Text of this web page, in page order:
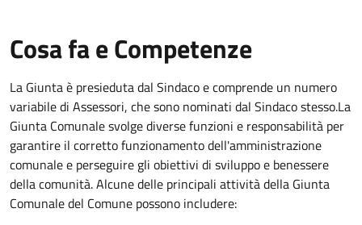
Cosa fa e Competenze
La Giunta è presieduta dal Sindaco e comprende un numero
variabile di Assessori, che sono nominati dal Sindaco stesso.La
Giunta Comunale svolge diverse funzioni e responsabilità per
garantire il corretto funzionamento dell'amministrazione
comunale e perseguire gli obiettivi di sviluppo e benessere
della comunità. Alcune delle principali attività della Giunta
Comunale del Comune possono includere: